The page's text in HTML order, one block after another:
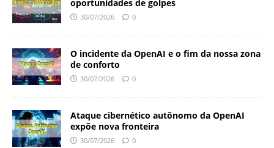
oportunidades de golpes
30/07/2026 0
O incidente da OpenAI e o fim da nossa zona
de conforto
30/07/2026 0
Ataque cibernético autônomo da OpenAI
expõe nova fronteira
30/07/2026 0